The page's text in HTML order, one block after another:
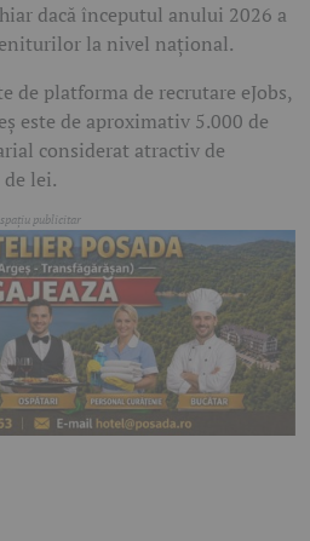
dacă începutul anului 2026 a
la nivel național.
de platforma de recrutare eJobs,
este de aproximativ 5.000 de
considerat atractiv de
lei.